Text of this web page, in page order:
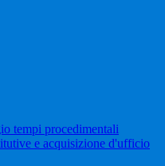
tempi procedimentali
e acquisizione d'ufficio